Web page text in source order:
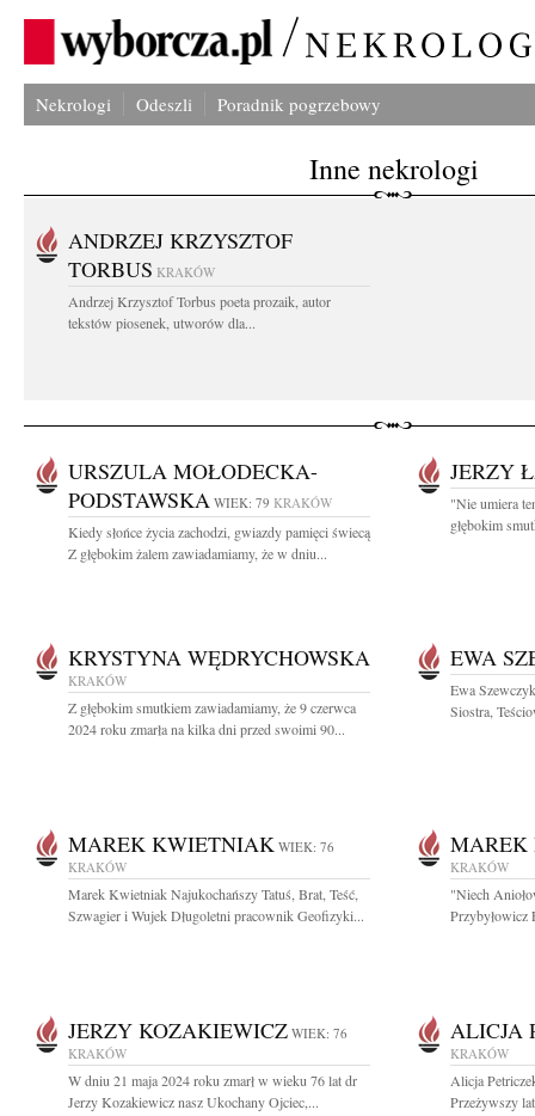
Nekrologi Odeszli Poradnik pogrzebowy
Inne nekrologi
ANDRZEJ KRZYSZTOF
TORBUS KRAKÓW
Andrzej Krzysztof Torbus poeta prozaik, autor
tekstów piosenek, utworów dla...
URSZULA MOŁODECKA-
PODSTAWSKA WIEK: 79 KRAKÓW
Kiedy słońce życia zachodzi, gwiazdy pamięci świecą
Z głębokim żalem zawiadamiamy, że w dniu...
JERZY
"Nie umiera
głębokim
KRYSTYNA WĘDRYCHOWSKA
KRAKÓW
Z głębokim smutkiem zawiadamiamy, że 9 czerwca
2024 roku zmarła na kilka dni przed swoimi 90...
EWA
Ewa
Siostra,
MAREK KWIETNIAK WIEK: 76
KRAKÓW
Marek Kwietniak Najukochańszy Tatuś, Brat, Teść,
Szwagier i Wujek Długoletni pracownik Geofizyki...
MAREK
KRAKÓW
"Niech
Przybyłowicz
JERZY KOZAKIEWICZ WIEK: 76
KRAKÓW
W dniu 21 maja 2024 roku zmarł w wieku 76 lat dr
Jerzy Kozakiewicz nasz Ukochany Ojciec,...
ALICJA
KRAKÓW
Alicja
Przeżywszy